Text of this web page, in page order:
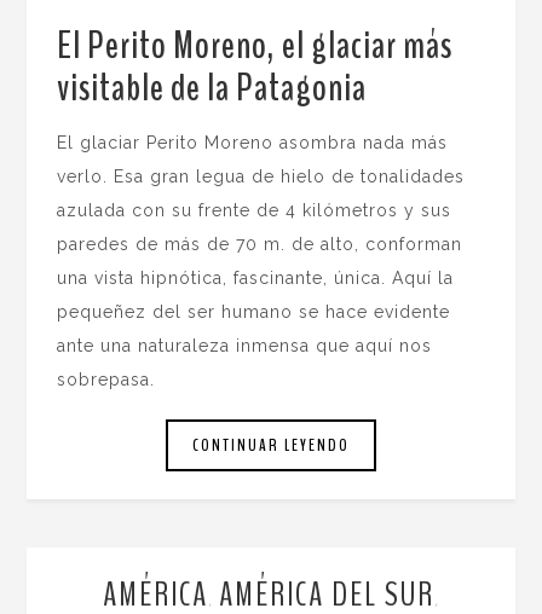
El Perito Moreno, el glaciar más
visitable de la Patagonia
El glaciar Perito Moreno asombra nada más
verlo. Esa gran legua de hielo de tonalidades
azulada con su frente de 4 kilómetros y sus
paredes de más de 70 m. de alto, conforman
una vista hipnótica, fascinante, única. Aquí la
pequeñez del ser humano se hace evidente
ante una naturaleza inmensa que aquí nos
sobrepasa.
CONTINUAR LEYENDO
AMÉRICA, AMÉRICA DEL SUR ,